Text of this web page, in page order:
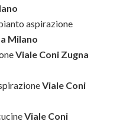
aspirazione
Milano
Viale Coni Zugna
Viale Coni
Viale Coni